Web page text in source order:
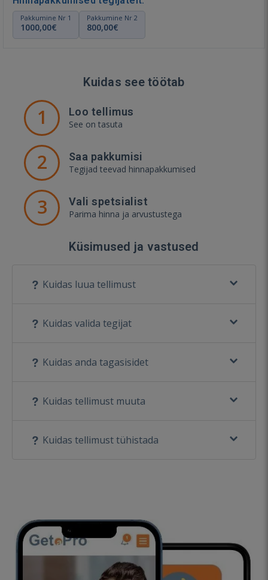
Pakkumine Nr 1
1000,00€
Pakkumine Nr 2
800,00€
Kuidas see töötab
1 Loo tellimus
See on tasuta
2 Saa pakkumisi
Tegijad teevad hinnapakkumised
3 Vali spetsialist
Parima hinna ja arvustustega
Küsimused ja vastused
Kuidas luua tellimust
Kuidas valida tegijat
Kuidas anda tagasisidet
Kuidas tellimust muuta
Kuidas tellimust tühistada